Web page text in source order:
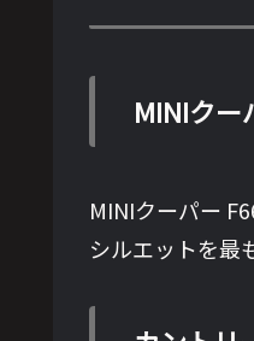
MINIクー
MINIクーパー
シルエットを最